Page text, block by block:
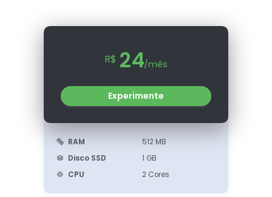
R$ 24/mês
Experimente
RAM
512 MB
Disco SSD
1 GB
CPU
2 Cores